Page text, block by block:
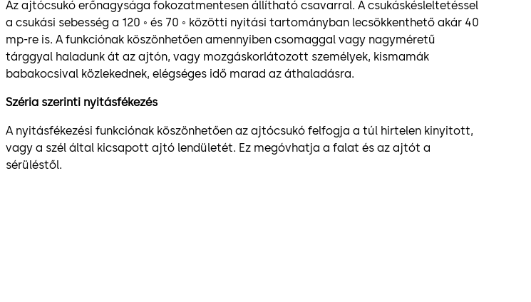
Az ajtócsukó erőnagysága fokozatmentesen állítható csavarral. A csukáskésleltetéssel
a csukási sebesség a 120 ◦ és 70 ◦ közötti nyitási tartományban lecsökkenthető akár 40
mp-re is. A funkciónak köszönhetően amennyiben csomaggal vagy nagyméretű
tárggyal haladunk át az ajtón, vagy mozgáskorlátozott személyek, kismamák
babakocsival közlekednek, elégséges idő marad az áthaladásra.
Széria szerinti nyitásfékezés
A nyitásfékezési funkciónak köszönhetően az ajtócsukó felfogja a túl hirtelen kinyitott,
vagy a szél által kicsapott ajtó lendületét. Ez megóvhatja a falat és az ajtót a
sérüléstől.